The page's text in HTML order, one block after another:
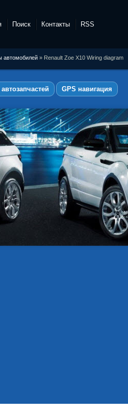
Поиск Контакты RSS
автомобилей » Renault Zoe X10 Wiring diagram
автозапчастей GPS навигация